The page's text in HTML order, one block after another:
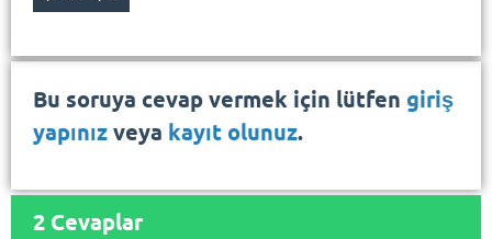
Bu soruya cevap vermek için lütfen giriş
yapınız veya kayıt olunuz.
2 Cevaplar